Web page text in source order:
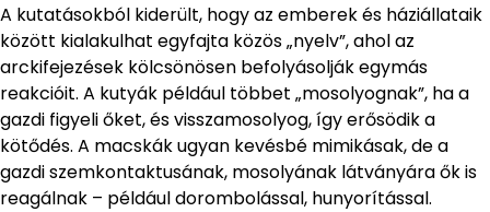
A kutatásokból kiderült, hogy az emberek és háziállataik
között kialakulhat egyfajta közös „nyelv”, ahol az
arckifejezések kölcsönösen befolyásolják egymás
reakcióit. A kutyák például többet „mosolyognak”, ha a
gazdi figyeli őket, és visszamosolyog, így erősödik a
kötődés. A macskák ugyan kevésbé mimikásak, de a
gazdi szemkontaktusának, mosolyának látványára ők is
reagálnak – például dorombolással, hunyorítással.